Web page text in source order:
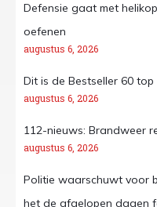
Defensie gaat met
oefenen
augustus 6, 2026
Dit is de Bestseller 60
augustus 6, 2026
112-nieuws: Brandweer
augustus 6, 2026
Politie waarschuwt voor
het de afgelopen dagen